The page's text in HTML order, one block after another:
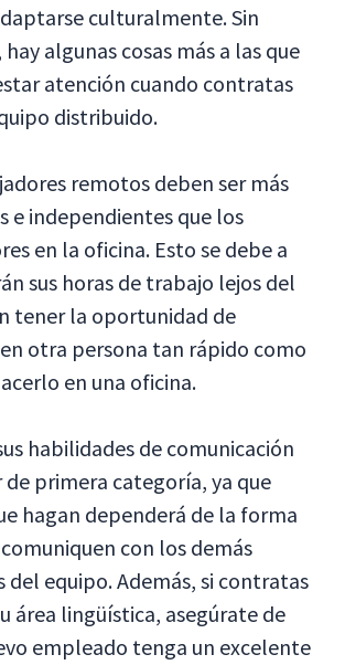
culturalmente. Sin
algunas cosas más a las que
atención cuando contratas
distribuido.
remotos deben ser más
e independientes que los
en la oficina. Esto se debe a
sus horas de trabajo lejos del
tener la oportunidad de
otra persona tan rápido como
en una oficina.
habilidades de comunicación
de primera categoría, ya que
hagan dependerá de la forma
con los demás
del equipo. Además, si contratas
área lingüística, asegúrate de
empleado tenga un excelente